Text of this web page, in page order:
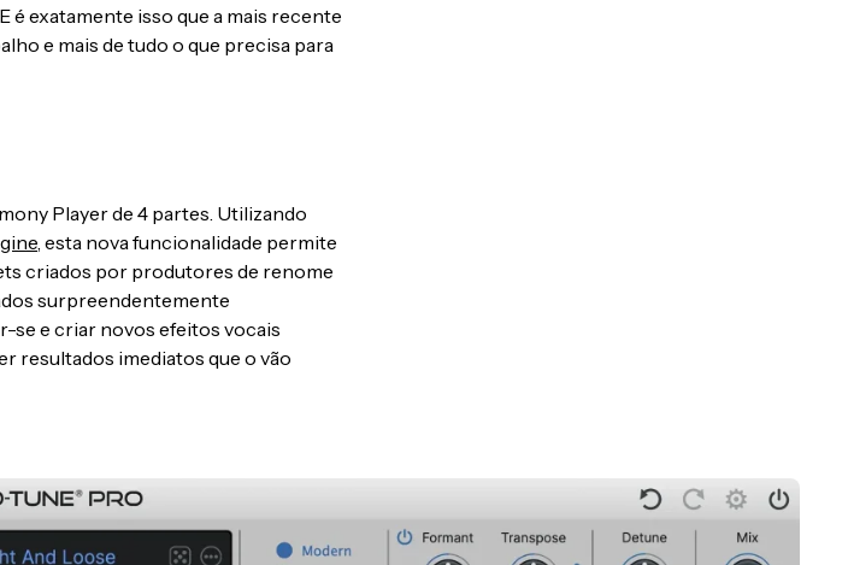
é exatamente isso que a mais recente
e mais de tudo o que precisa para
Player de 4 partes. Utilizando
, esta nova funcionalidade permite
criados por produtores de renome
surpreendentemente
se e criar novos efeitos vocais
resultados imediatos que o vão